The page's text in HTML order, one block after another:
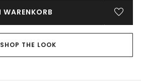
WARENKORB
SHOP THE LOOK